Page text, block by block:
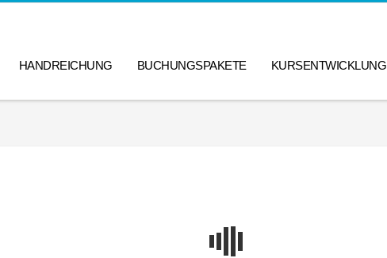
HANDREICHUNG BUCHUNGSPAKETE KURSENTWICKLUNG